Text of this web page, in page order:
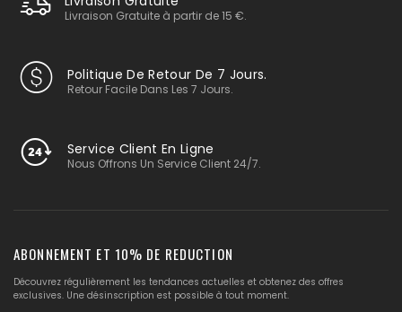
Livraison Gratuite à partir de 15 €.
Politique De Retour De 7 Jours.
Retour Facile Dans Les 7 Jours.
Service Client En Ligne
Nous Offrons Un Service Client 24/7.
ABONNEMENT ET 10% DE REDUCTION
Découvrez régulièrement les tendances actuelles et obtenez des offres
exclusives. Une désinscription est possible à tout moment.